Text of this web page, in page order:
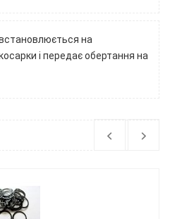
на
і передає обертання на